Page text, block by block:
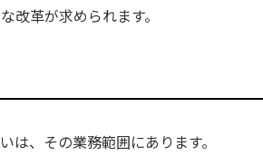
改革が求められます。
は、その業務範囲にあります。